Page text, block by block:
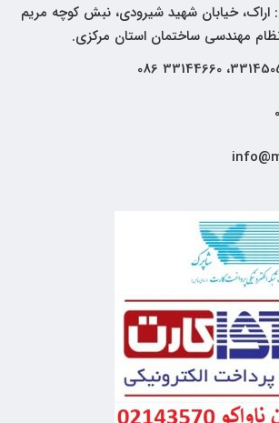
اراک، خیابان شهید شیرودی، نبش کوچه مریم
نظام مهندسی ساختمان استان مرکزی.